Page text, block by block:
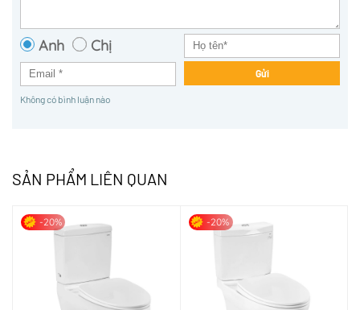
Anh Chị
Gửi
Không có bình luận nào
SẢN PHẨM LIÊN QUAN
-20% -20%